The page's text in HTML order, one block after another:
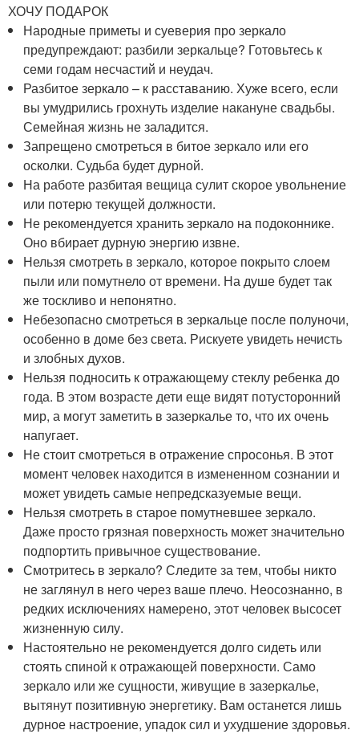
ХОЧУ ПОДАРОК
Народные приметы и суеверия про зеркало
предупреждают: разбили зеркальце? Готовьтесь к
семи годам несчастий и неудач.
Разбитое зеркало – к расставанию. Хуже всего, если
вы умудрились грохнуть изделие накануне свадьбы.
Семейная жизнь не заладится.
Запрещено смотреться в битое зеркало или его
осколки. Судьба будет дурной.
На работе разбитая вещица сулит скорое увольнение
или потерю текущей должности.
Не рекомендуется хранить зеркало на подоконнике.
Оно вбирает дурную энергию извне.
Нельзя смотреть в зеркало, которое покрыто слоем
пыли или помутнело от времени. На душе будет так
же тоскливо и непонятно.
Небезопасно смотреться в зеркальце после полуночи,
особенно в доме без света. Рискуете увидеть нечисть
и злобных духов.
Нельзя подносить к отражающему стеклу ребенка до
года. В этом возрасте дети еще видят потусторонний
мир, а могут заметить в зазеркалье то, что их очень
напугает.
Не стоит смотреться в отражение спросонья. В этот
момент человек находится в измененном сознании и
может увидеть самые непредсказуемые вещи.
Нельзя смотреть в старое помутневшее зеркало.
Даже просто грязная поверхность может значительно
подпортить привычное существование.
Смотритесь в зеркало? Следите за тем, чтобы никто
не заглянул в него через ваше плечо. Неосознанно, в
редких исключениях намерено, этот человек высосет
жизненную силу.
Настоятельно не рекомендуется долго сидеть или
стоять спиной к отражающей поверхности. Само
зеркало или же сущности, живущие в зазеркалье,
вытянут позитивную энергетику. Вам останется лишь
дурное настроение, упадок сил и ухудшение здоровья.